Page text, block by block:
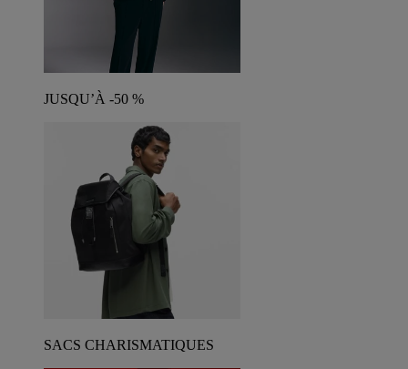
JUSQU’À -50 %
SACS CHARISMATIQUES